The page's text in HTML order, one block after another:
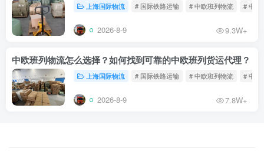
上海国际物流 # 国际铁路运输 # 中欧班列物流 # 中欧
2026-8-9 9.3W+
中欧班列物流怎么选择？如何找到可靠的中欧班列货运代理？
上海国际物流 # 国际铁路运输 # 中欧班列物流 # 中欧
2026-8-9 7.8W+